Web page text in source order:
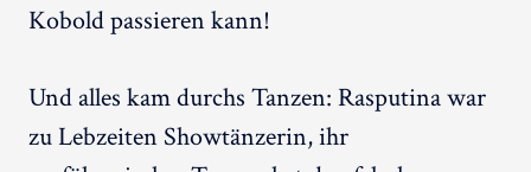
Kobold passieren kann!
Und alles kam durchs Tanzen: Rasputina war
zu Lebzeiten Showtänzerin, ihr